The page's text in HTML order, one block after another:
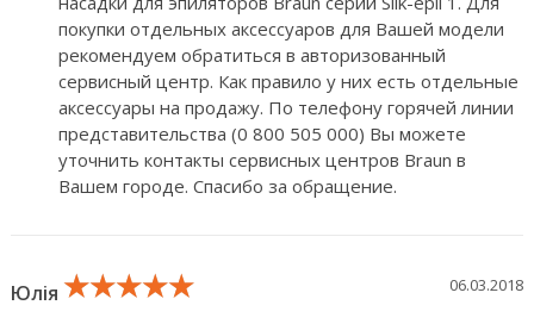
покупки отдельных аксессуаров для Вашей модели
рекомендуем обратиться в авторизованный
сервисный центр. Как правило у них есть отдельные
аксессуары на продажу. По телефону горячей линии
представительства (0 800 505 000) Вы можете
уточнить контакты сервисных центров Braun в
Вашем городе. Спасибо за обращение.
Юлія ★★★★★
★★★★★
★★★★★ 06.03.2018